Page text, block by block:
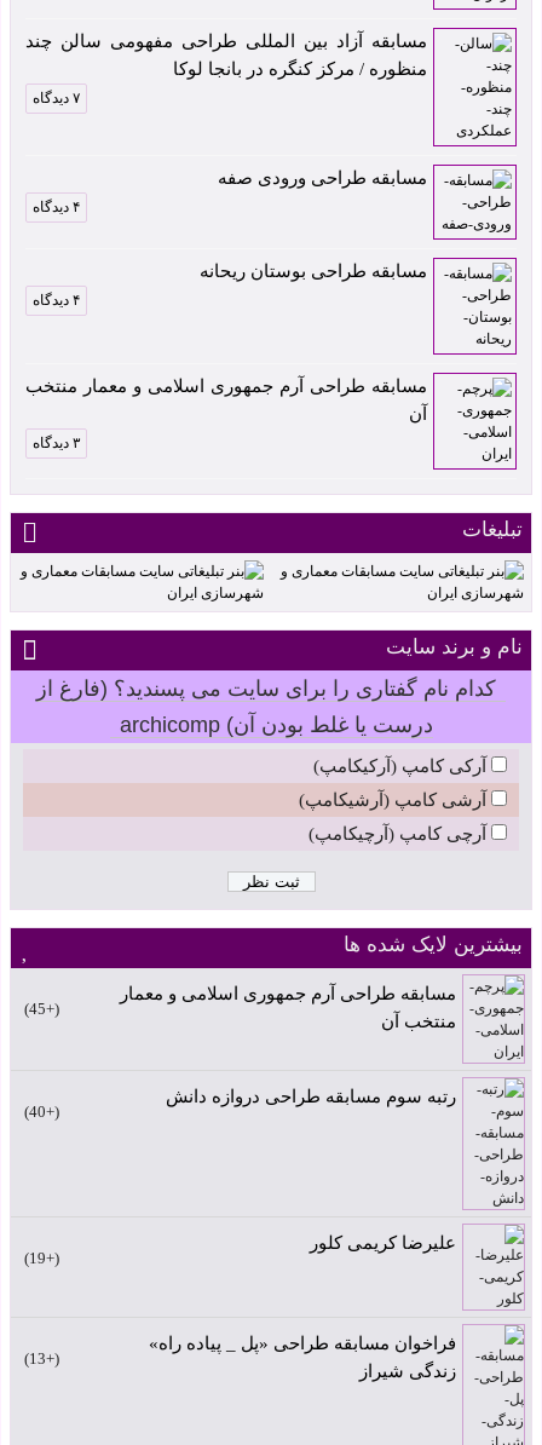
مسابقه آزاد بین المللی طراحی مفهومی سالن چند
منظوره / مرکز کنگره در بانجا لوکا
۷ دیدگاه
مسابقه طراحی ورودی صفه
۴ دیدگاه
مسابقه طراحی بوستان ریحانه
۴ دیدگاه
مسابقه طراحی آرم جمهوری اسلامی و معمار منتخب
آن
۳ دیدگاه
تبلیغات
نام و برند سایت
کدام نام گفتاری را برای سایت می پسندید؟ (فارغ از
درست یا غلط بودن آن) archicomp
آرکی کامپ (آرکیکامپ)
آرشی کامپ (آرشیکامپ)
آرچی کامپ (آرچیکامپ)
بیشترین لایک شده ها
مسابقه طراحی آرم جمهوری اسلامی و معمار
منتخب آن
+45
رتبه سوم مسابقه طراحی دروازه دانش
+40
علیرضا کریمی کلور
+19
فراخوان مسابقه طراحی «پل _ پیاده راه»
زندگی شیراز
+13